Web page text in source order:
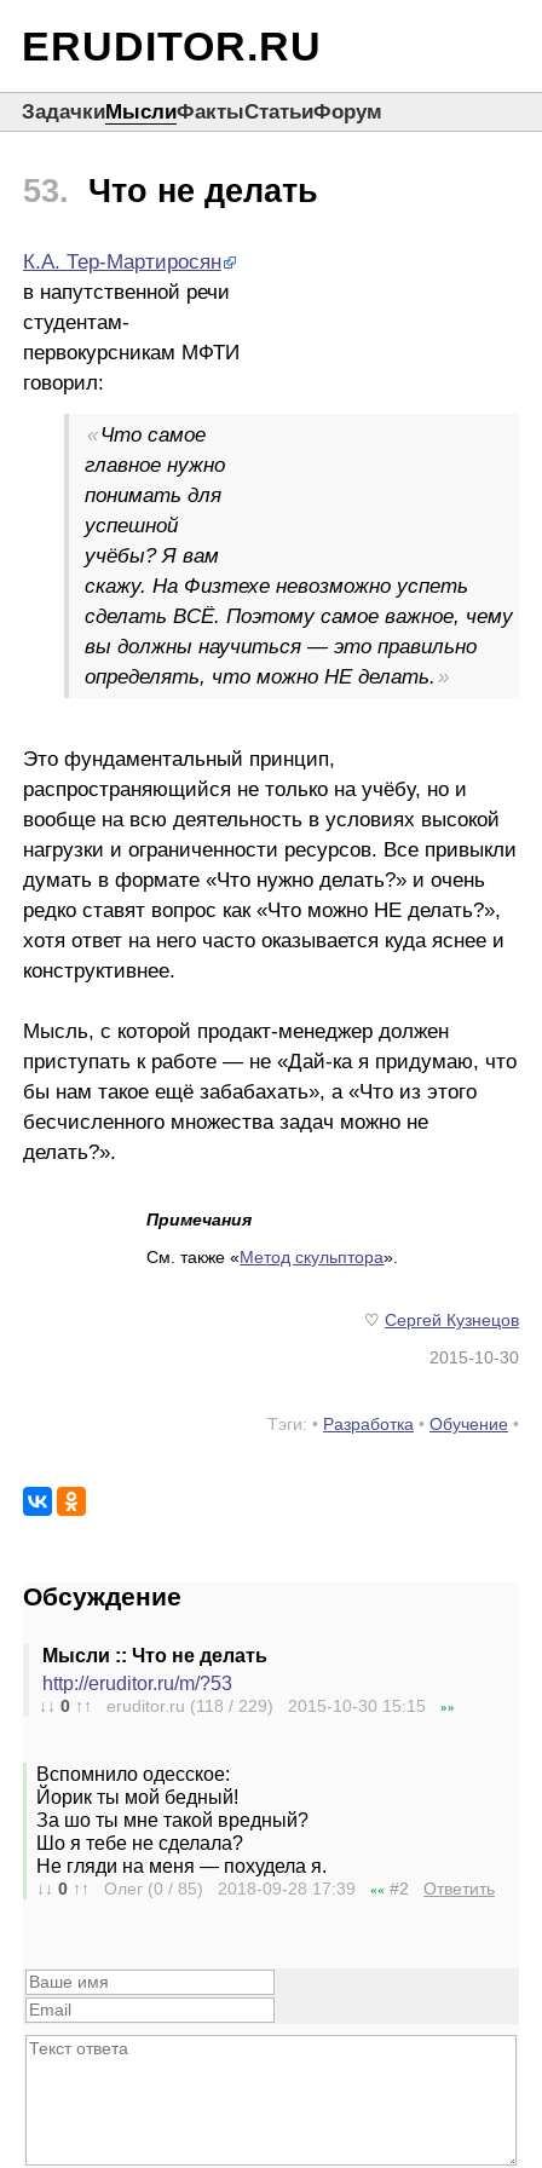
ERUDITOR.RU
ЗадачкиМыслиФактыСтатьиФорум
53. Что не делать
К.А. Тер-Мартиросян
в напутственной речи
студентам-
первокурсникам МФТИ
говорил:
Что самое
главное нужно
понимать для
успешной
учёбы? Я вам
скажу. На Физтехе невозможно успеть
сделать ВСЁ. Поэтому самое важное, чему
вы должны научиться — это правильно
определять, что можно НЕ делать.
Это фундаментальный принцип,
распространяющийся не только на учёбу, но и
вообще на всю деятельность в условиях высокой
нагрузки и ограниченности ресурсов. Все привыкли
думать в формате «Что нужно делать?» и очень
редко ставят вопрос как «Что можно НЕ делать?»,
хотя ответ на него часто оказывается куда яснее и
конструктивнее.
Мысль, с которой продакт-менеджер должен
приступать к работе — не «Дай-ка я придумаю, что
бы нам такое ещё забабахать», а «Что из этого
бесчисленного множества задач можно не
делать?».
Примечания
См. также «Метод скульптора».
♡ Сергей Кузнецов
2015-10-30
Тэги: • Разработка •Обучение •
Обсуждение
Мысли :: Что не делать
http://eruditor.ru/m/?53
↓↓ 0 ↑↑ eruditor.ru (118 / 229) 2015-10-30 15:15 »»
Вспомнило одесское:
Йорик ты мой бедный!
За шо ты мне такой вредный?
Шо я тебе не сделала?
Не гляди на меня — похудела я.
↓↓ 0 ↑↑ Олег (0 / 85) 2018-09-28 17:39 «« #2 Ответить